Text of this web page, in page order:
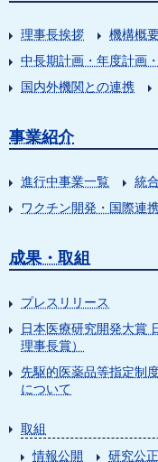
理事長挨拶 機構概
中長期計画・年度計画
国内外機関との連携
事業紹介
進行中事業一覧
統
ワクチン開発・国際連
成果・取組
プレスリリース
日本医療研究開発大賞
理事長賞）
先駆的医薬品等指定制
について
取組
情報公開
研究公正